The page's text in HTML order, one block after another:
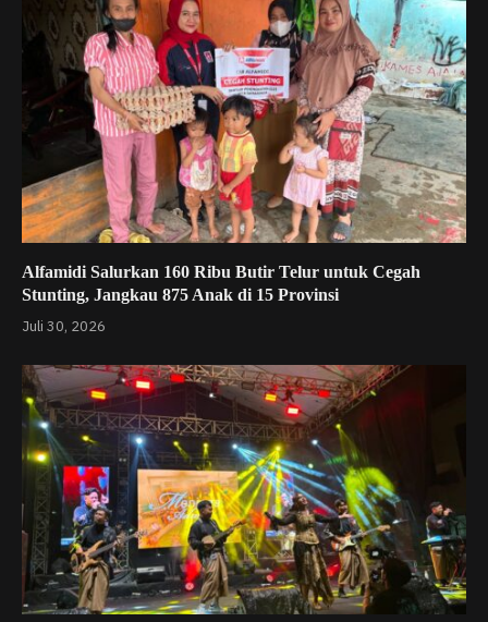
Alfamidi Salurkan 160 Ribu Butir Telur untuk Cegah
Stunting, Jangkau 875 Anak di 15 Provinsi
Juli 30, 2026